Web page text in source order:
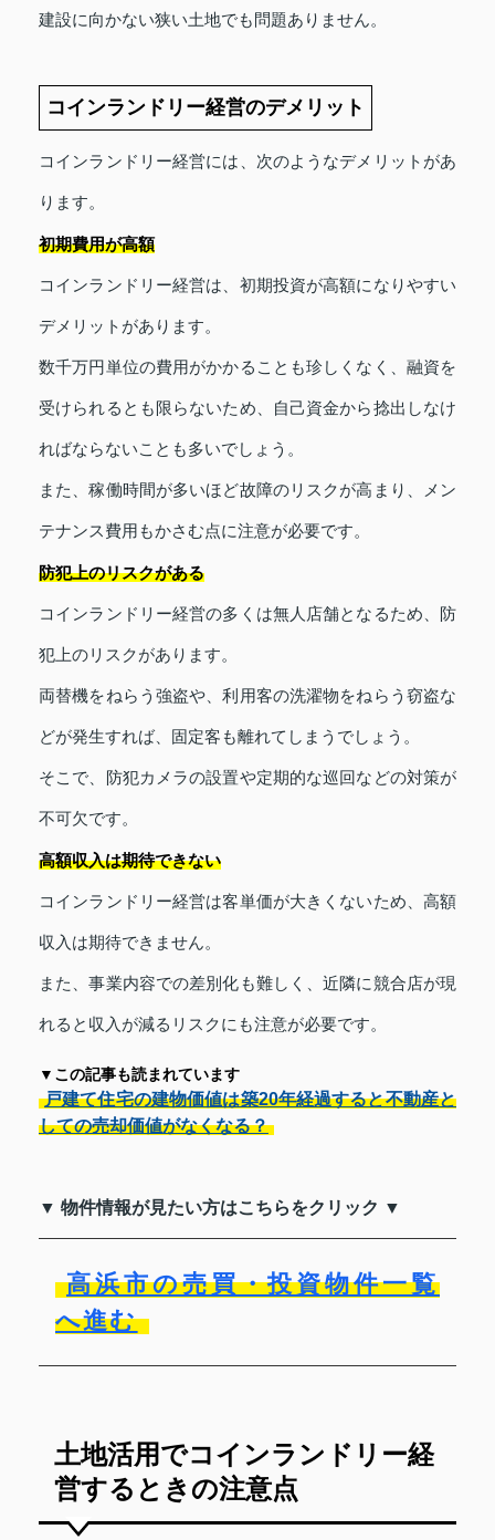
建設に向かない狭い土地でも問題ありません。
コインランドリー経営のデメリット
コインランドリー経営には、次のようなデメリットがあ
ります。
初期費用が高額
コインランドリー経営は、初期投資が高額になりやすい
デメリットがあります。
数千万円単位の費用がかかることも珍しくなく、融資を
受けられるとも限らないため、自己資金から捻出しなけ
ればならないことも多いでしょう。
また、稼働時間が多いほど故障のリスクが高まり、メン
テナンス費用もかさむ点に注意が必要です。
防犯上のリスクがある
コインランドリー経営の多くは無人店舗となるため、防
犯上のリスクがあります。
両替機をねらう強盗や、利用客の洗濯物をねらう窃盗な
どが発生すれば、固定客も離れてしまうでしょう。
そこで、防犯カメラの設置や定期的な巡回などの対策が
不可欠です。
高額収入は期待できない
コインランドリー経営は客単価が大きくないため、高額
収入は期待できません。
また、事業内容での差別化も難しく、近隣に競合店が現
れると収入が減るリスクにも注意が必要です。
▼この記事も読まれています
戸建て住宅の建物価値は築20年経過すると不動産と
しての売却価値がなくなる？
▼ 物件情報が見たい方はこちらをクリック ▼
高浜市の売買・投資物件一覧
へ進む
土地活用でコインランドリー経
営するときの注意点